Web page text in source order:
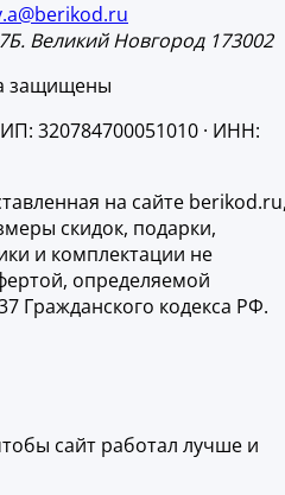
Великий Новгород 173002
защищены
320784700051010 · ИНН:
на сайте
скидок, подарки,
и комплектации не
определяемой
Гражданского кодекса РФ.
сайт работал лучше и